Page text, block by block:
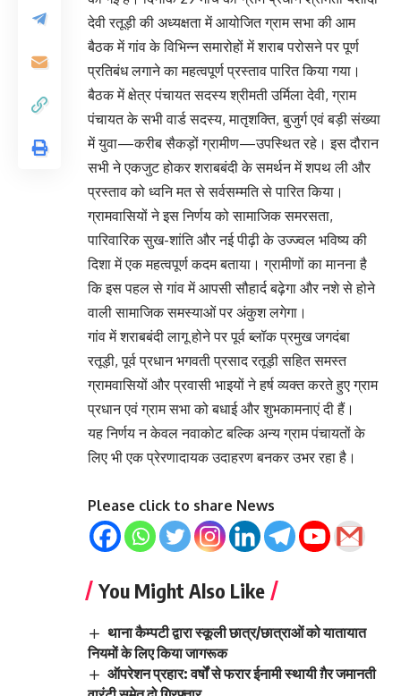
देवी रतूड़ी की अध्यक्षता में आयोजित ग्राम सभा की आम
बैठक में गांव के विभिन्न समारोहों में शराब परोसने पर पूर्ण
प्रतिबंध लगाने का महत्वपूर्ण प्रस्ताव पारित किया गया।
बैठक में क्षेत्र पंचायत सदस्य श्रीमती उर्मिला देवी, ग्राम
पंचायत के सभी वार्ड सदस्य, मातृशक्ति, बुजुर्ग एवं बड़ी संख्या
में युवा—करीब सैकड़ों ग्रामीण—उपस्थित रहे। इस दौरान
सभी ने एकजुट होकर शराबबंदी के समर्थन में शपथ ली और
प्रस्ताव को ध्वनि मत से सर्वसम्मति से पारित किया।
ग्रामवासियों ने इस निर्णय को सामाजिक समरसता,
पारिवारिक सुख-शांति और नई पीढ़ी के उज्ज्वल भविष्य की
दिशा में एक महत्वपूर्ण कदम बताया। ग्रामीणों का मानना है
कि इस पहल से गांव में आपसी सौहार्द बढ़ेगा और नशे से होने
वाली सामाजिक समस्याओं पर अंकुश लगेगा।
गांव में शराबबंदी लागू होने पर पूर्व ब्लॉक प्रमुख जगदंबा
रतूड़ी, पूर्व प्रधान भगवती प्रसाद रतूड़ी सहित समस्त
ग्रामवासियों और प्रवासी भाइयों ने हर्ष व्यक्त करते हुए ग्राम
प्रधान एवं ग्राम सभा को बधाई और शुभकामनाएं दी हैं।
यह निर्णय न केवल नवाकोट बल्कि अन्य ग्राम पंचायतों के
लिए भी एक प्रेरणादायक उदाहरण बनकर उभर रहा है।
Please click to share News
You Might Also Like
थाना कैम्पटी द्वारा स्कूली छात्र/छात्राओं को यातायात
नियमों के लिए किया जागरूक
ऑपरेशन प्रहार: वर्षों से फरार ईनामी स्थायी ग़ैर जमानती